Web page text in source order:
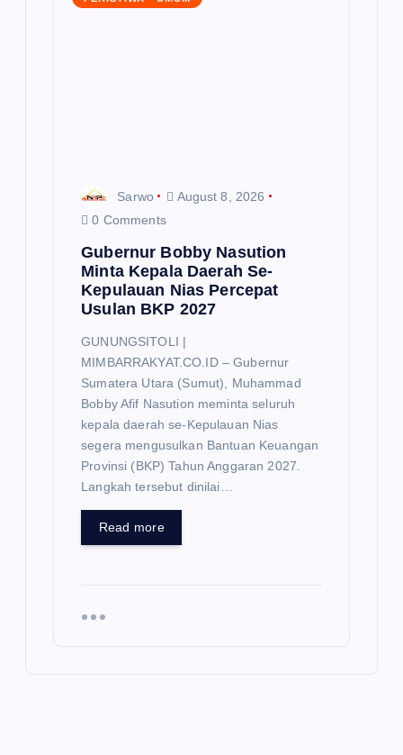
Sarwo
August 8, 2026
0 Comments
Gubernur Bobby Nasution
Minta Kepala Daerah Se-
Kepulauan Nias Percepat
Usulan BKP 2027
GUNUNGSITOLI |
MIMBARRAKYAT.CO.ID – Gubernur
Sumatera Utara (Sumut), Muhammad
Bobby Afif Nasution meminta seluruh
kepala daerah se-Kepulauan Nias
segera mengusulkan Bantuan Keuangan
Provinsi (BKP) Tahun Anggaran 2027.
Langkah tersebut dinilai…
Read more